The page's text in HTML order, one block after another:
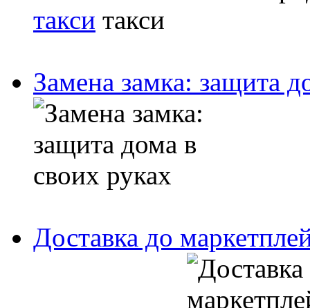
такси
Замена замка: защита
Доставка до